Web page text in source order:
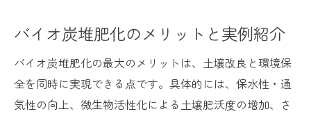
バイオ炭堆肥化のメリットと実例紹介
バイオ炭堆肥化の最大のメリットは、土壌改良と環境保
全を同時に実現できる点です。具体的には、保水性・通
気性の向上、微生物活性化による土壌肥沃度の増加、さ